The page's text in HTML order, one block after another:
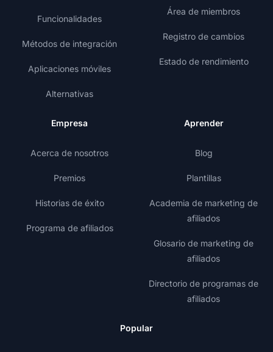
Funcionalidades
Métodos de integración
Aplicaciones móviles
Alternativas
Área de miembros
Registro de cambios
Estado de rendimiento
Empresa
Acerca de nosotros
Premios
Historias de éxito
Programa de afiliados
Aprender
Blog
Plantillas
Academia de marketing de
afiliados
Glosario de marketing de
afiliados
Directorio de programas de
afiliados
Popular